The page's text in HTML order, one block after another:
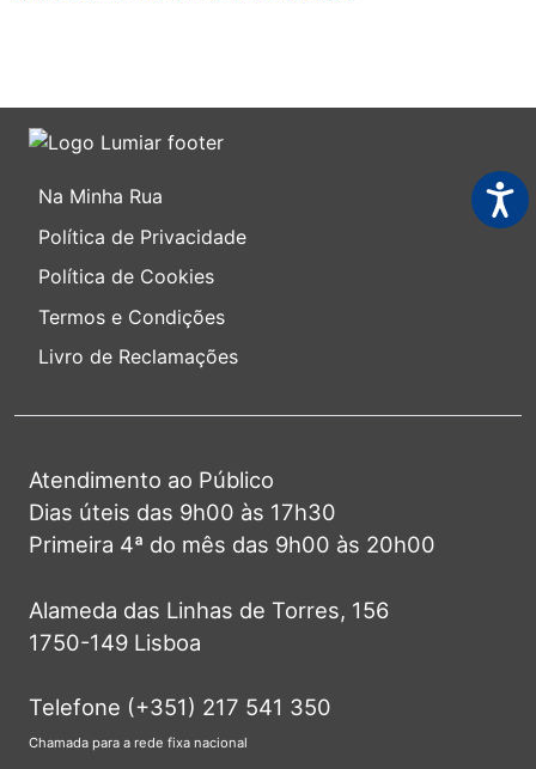
Na Minha Rua
Política de Privacidade
Política de Cookies
Termos e Condições
Livro de Reclamações
Atendimento ao Público
Dias úteis das 9h00 às 17h30
Primeira 4ª do mês das 9h00 às 20h00
Alameda das Linhas de Torres, 156
1750-149 Lisboa
Telefone (+351) 217 541 350
Chamada para a rede fixa nacional